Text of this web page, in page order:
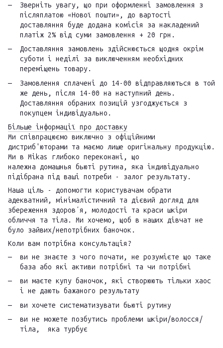
Зверніть увагу, що при оформленні замовлення з
післяплатою «Нової пошти», до вартості
доставляння буде додана комісія за накладений
платіж 2% від суми замовлення + 20 грн.
Доставляння замовлень здійснюється щодня окрім
суботи і неділі за виключенням необхідних
переміщень товару.
Замовлення сплачені до 14-00 відправляються в той
же день, після 14-00 на наступний день.
Доставляння обраних позицій узгоджується з
покупцем індивідуально.
Більше інформації про доставку
Ми співпрацюємо виключно з офіційними
дистриб'юторами та маємо лише оригінальну продукцію.
Ми в Mikas глибоко переконані, що
належна домашнья бьюті рутина, яка індивідуально
підібрана під ваші потреби - залог результату.
Наша ціль - допомогти користувачам обрати
адекватний, мінімалістичний та дієвий догляд для
збереження здоровʼя, молодості та краси шкіри
обличчя та тіла. Ми хочемо, щоб в наших дівчат не
було зайвих/непотрібних баночок.
Коли вам потрібна консультація?
ви не знаєте з чого почати, не розумієте що таке
база або які активи потрібні та чи потрібні
ви маєте купу баночок, які створюють тільки хаос
і не дають бажаного результату
ви хочете систематизувати бьюті рутину
ви не можете позбутись проблеми шкіри/волосся/
тіла, яка турбує